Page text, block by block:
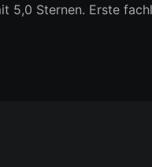
5,0 Sternen. Erste